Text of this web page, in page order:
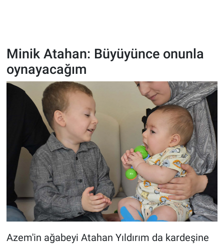
Minik Atahan: Büyüyünce onunla
oynayacağım
Azem'in ağabeyi Atahan Yıldırım da kardeşine